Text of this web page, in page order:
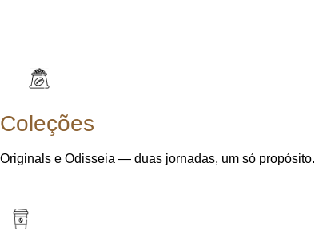
Coleções
Originals e Odisseia — duas jornadas, um só propósito.